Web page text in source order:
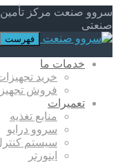
سروو صنعت مرکز تأمین
صنعتی
فهرست
خدمات ما
خرید
فروش
تعمیرات
منابع تغذیه
سروو درایو
سیستم
اینورتر